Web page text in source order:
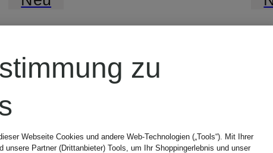
Steppjacke
ADAMS
zu
Webseite Cookies und andere Web-Technologien („Tools“). Mit Ihrer
unsere Partner (Drittanbieter) Tools, um Ihr Shoppingerlebnis und unser